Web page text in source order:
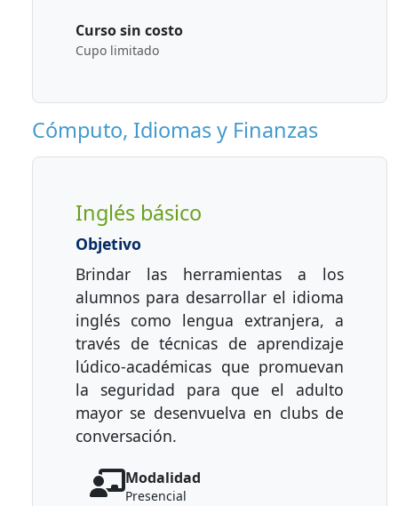
Curso sin costo
Cupo limitado
Cómputo, Idiomas y Finanzas
Inglés básico
Objetivo
Brindar las herramientas a los
alumnos para desarrollar el idioma
inglés como lengua extranjera, a
través de técnicas de aprendizaje
lúdico-académicas que promuevan
la seguridad para que el adulto
mayor se desenvuelva en clubs de
conversación.
Modalidad
Presencial